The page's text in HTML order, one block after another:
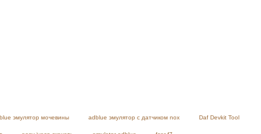
эмулятор мочевины adblue эмулятор с датчиком nox Daf Devkit Tool